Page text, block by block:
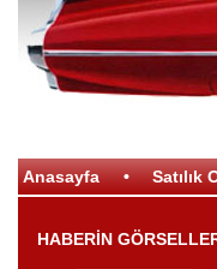
Anasayfa • Satılık
HABERİN